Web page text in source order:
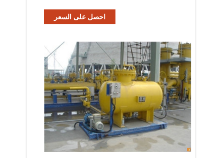
احصل على السعر